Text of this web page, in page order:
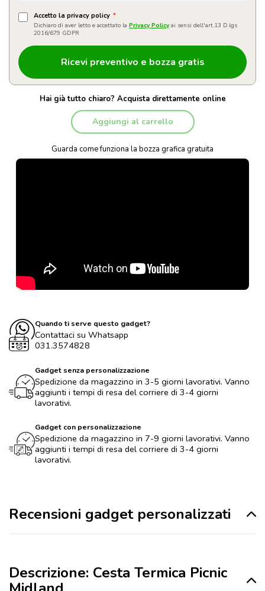
Accetto la privacy policy *
Dichiaro di aver letto e accettato la Privacy Policy ai sensi dell'art.13 D.lgs
2016/679 GDPR
Hai già tutto chiaro? Acquista direttamente online
Aggiungi al carrello
Guarda come funziona la bozza grafica gratuita
Quando ti serve questo gadget?
Contattaci su Whatsapp
031.3574828
Gadget senza personalizzazione
Spedizione da magazzino in 3-5 giorni lavorativi. Vanno
aggiunti i tempi di resa del corriere di 3-4 giorni
lavorativi.
Gadget con personalizzazione
Spedizione da magazzino in 7-9 giorni lavorativi. Vanno
aggiunti i tempi di resa del corriere di 3-4 giorni
lavorativi.
Recensioni gadget personalizzati
Descrizione: Cesta Termica Picnic